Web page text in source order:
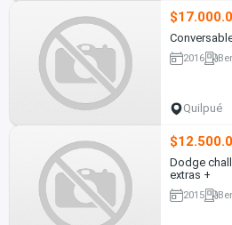
2016
Quilpué
Dodge
extras +
2015